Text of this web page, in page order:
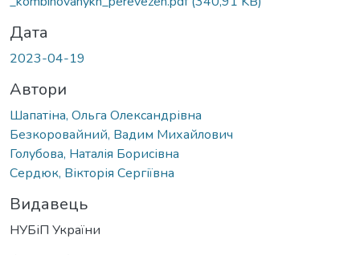
Дата
2023-04-19
Автори
Шапатіна, Ольга Олександрівна
Безкоровайний, Вадим Михайлович
Голубова, Наталія Борисівна
Сердюк, Вікторія Сергіївна
Видавець
НУБіП України